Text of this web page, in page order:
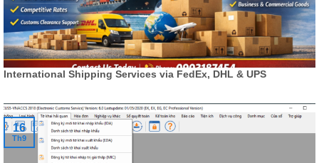
International Shipping Services via FedEx, DHL & UPS
16
Th9